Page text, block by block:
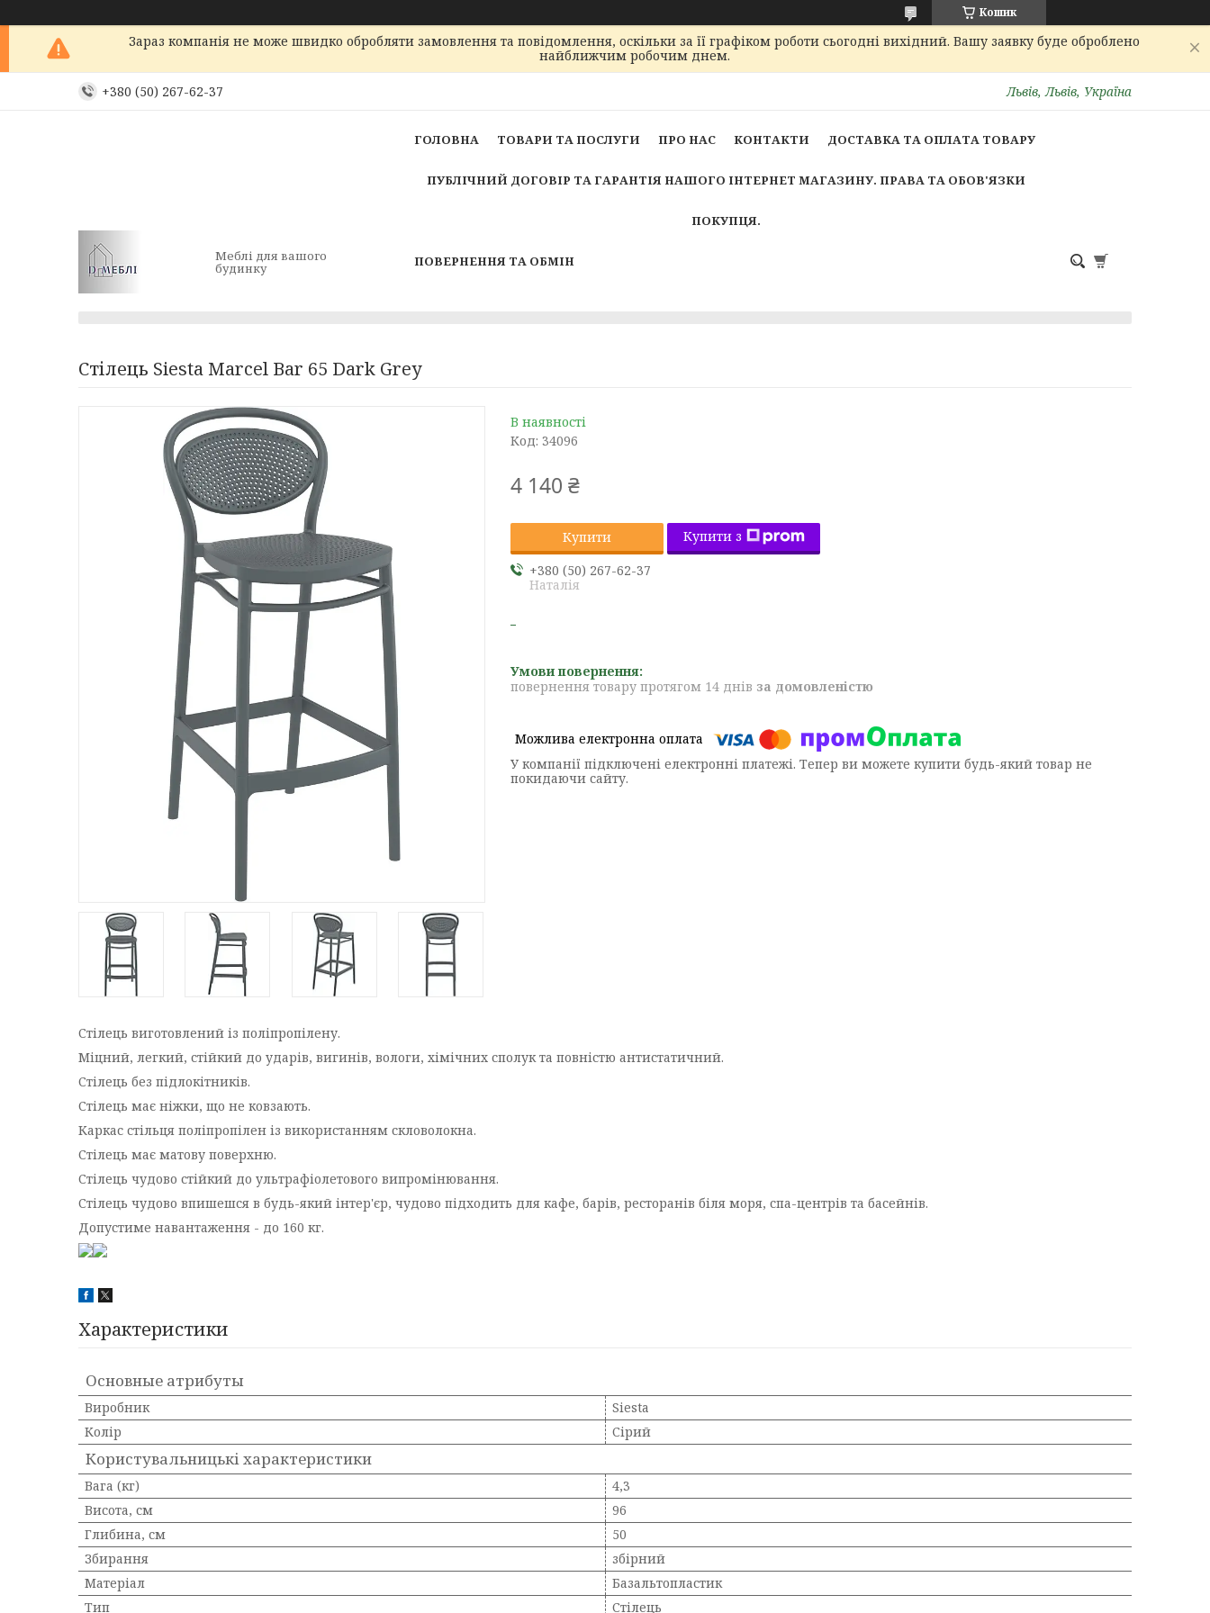
Кошик
Зараз компанія не може швидко обробляти замовлення та повідомлення, оскільки за її графіком роботи сьогодні вихідний. Вашу заявку буде оброблено
найближчим робочим днем.
+380 (50) 267-62-37 Львів, Львів, Україна
Меблі для вашого
будинку
ГОЛОВНА ТОВАРИ ТА ПОСЛУГИ ПРО НАС КОНТАКТИ ДОСТАВКА ТА ОПЛАТА ТОВАРУ
ПУБЛІЧНИЙ ДОГОВІР ТА ГАРАНТІЯ НАШОГО ІНТЕРНЕТ МАГАЗИНУ. ПРАВА ТА ОБОВ'ЯЗКИ
ПОКУПЦЯ.
ПОВЕРНЕННЯ ТА ОБМІН
Стілець Siesta Marcel Bar 65 Dark Grey
В наявності
Код: 34096
4 140 ₴
Купити
Купити з
+380 (50) 267-62-37
Наталія
повернення товару протягом 14 днів за домовленістю
У компанії підключені електронні платежі. Тепер ви можете купити будь-який товар не
покидаючи сайту.
Стілець виготовлений із поліпропілену.
Міцний, легкий, стійкий до ударів, вигинів, вологи, хімічних сполук та повністю антистатичний.
Стілець без підлокітників.
Стілець має ніжки, що не ковзають.
Каркас стільця поліпропілен із використанням скловолокна.
Стілець має матову поверхню.
Стілець чудово стійкий до ультрафіолетового випромінювання.
Стілець чудово впишешся в будь-який інтер'єр, чудово підходить для кафе, барів, ресторанів біля моря, спа-центрів та басейнів.
Допустиме навантаження - до 160 кг.
Характеристики
Основные атрибуты
Виробник
Siesta
Колір
Сірий
Користувальницькі характеристики
Вага (кг)
4,3
Висота, см
96
Глибина, см
50
Збирання
збірний
Матеріал
Базальтопластик
Тип
Стілець